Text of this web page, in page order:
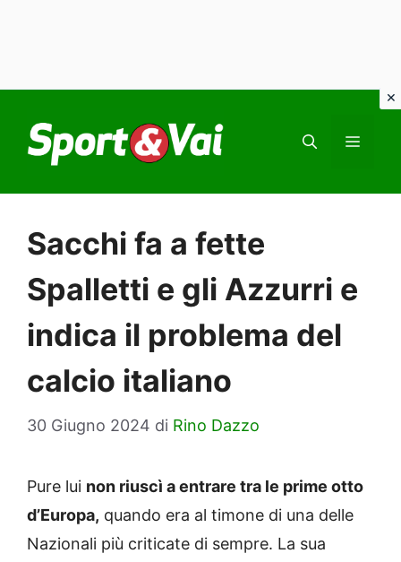
contenuto
Sacchi fa a fette
Spalletti e gli Azzurri e
indica il problema del
calcio italiano
30 Giugno 2024 di Rino Dazzo
Pure lui non riuscì a entrare tra le prime otto
d’Europa, quando era al timone di una delle
Nazionali più criticate di sempre. La sua